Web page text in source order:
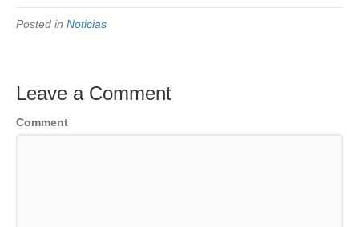
Posted in Noticias
Leave a Comment
Comment